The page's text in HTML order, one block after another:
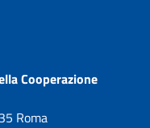
Cooperazione
Roma